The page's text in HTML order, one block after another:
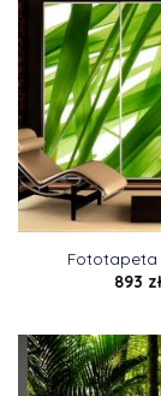
Fototapeta
893 zł